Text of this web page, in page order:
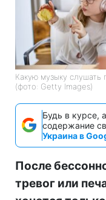
Какую музыку
(фото: Getty Images)
Будь в курсе,
содержание
Украина в
После
тревог или